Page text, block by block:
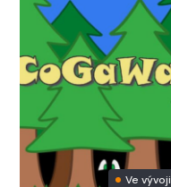
Ve vývoji